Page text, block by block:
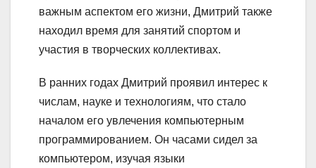
важным аспектом его жизни, Дмитрий также
находил время для занятий спортом и
участия в творческих коллективах.
В ранних годах Дмитрий проявил интерес к
числам, науке и технологиям, что стало
началом его увлечения компьютерным
программированием. Он часами сидел за
компьютером, изучая языки